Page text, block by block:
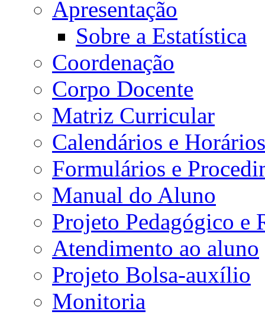
Apresentação
Sobre a Estatística
Coordenação
Corpo Docente
Matriz Curricular
Calendários e Horários
Formulários e
Manual do Aluno
Projeto Pedagógico e
Atendimento ao aluno
Projeto Bolsa-auxílio
Monitoria